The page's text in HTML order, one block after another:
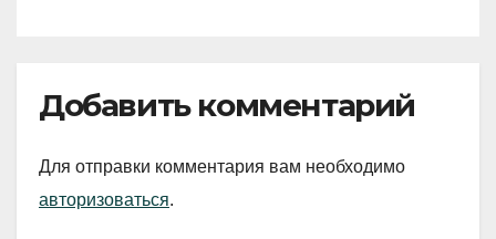
Добавить комментарий
Для отправки комментария вам необходимо
авторизоваться.